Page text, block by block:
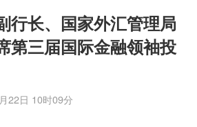
行长、国家外汇管理局
第三届国际金融领袖投
22日 10时09分